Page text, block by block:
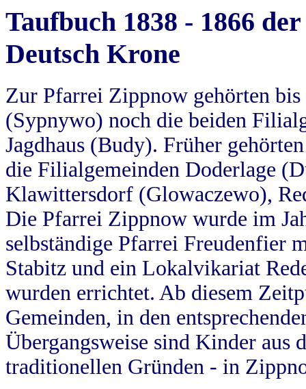
Taufbuch 1838 - 1866
Deutsch Krone
Zur Pfarrei Zippnow gehörten
(Sypnywo) noch die beiden
Jagdhaus (Budy). Früher
die Filialgemeinden Doderlage
Klawittersdorf (Glowaczewo),
Die Pfarrei Zippnow wurde im
selbständige Pfarrei Freudenfier
Stabitz und ein Lokalvikariat
wurden errichtet. Ab diesem
Gemeinden, in den
Übergangsweise sind Kinder aus
traditionellen Gründen - in